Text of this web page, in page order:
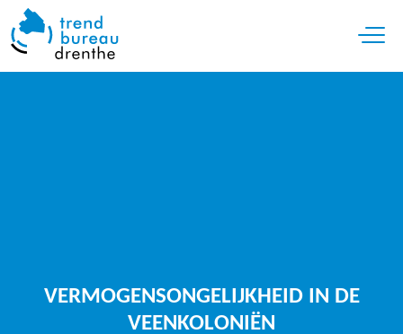
VERMOGENSONGELIJKHEID IN DE
VEENKOLONIËN